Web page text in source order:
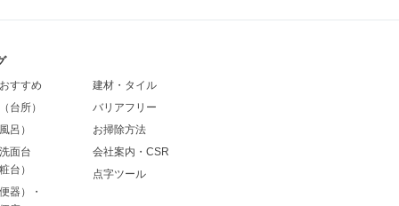
すすめ
台所）
呂）
面台
台）
器）・
建材・タイル
バリアフリー
お掃除方法
会社案内・CSR
点字ツール